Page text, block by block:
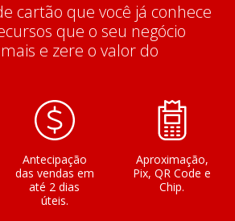
cartão que você já conhece
que o seu negócio
e zere o valor do
Antecipação
das vendas em
até 2 dias
úteis.
Aproximação,
Pix, QR Code e
Chip.